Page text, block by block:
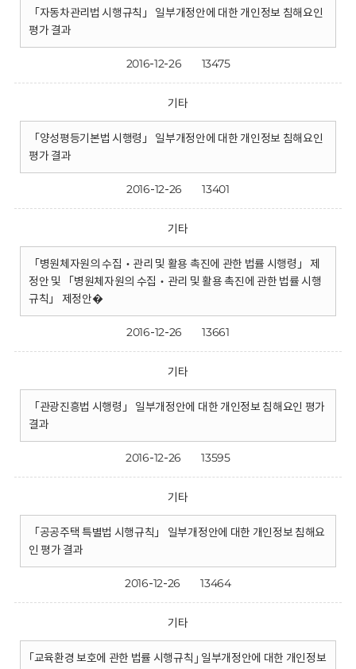
「자동차관리법 시행규칙」 일부개정안에 대한 개인정보 침해요인
평가 결과
2016-12-26 13475
기타
「양성평등기본법 시행령」 일부개정안에 대한 개인정보 침해요인
평가 결과
2016-12-26 13401
기타
「병원체자원의 수집‧관리 및 활용 촉진에 관한 법률 시행령」 제
정안 및 「병원체자원의 수집‧관리 및 활용 촉진에 관한 법률 시행
규칙」 제정안�
2016-12-26 13661
기타
「관광진흥법 시행령」 일부개정안에 대한 개인정보 침해요인 평가
결과
2016-12-26 13595
기타
「공공주택 특별법 시행규칙」 일부개정안에 대한 개인정보 침해요
인 평가 결과
2016-12-26 13464
기타
｢교육환경 보호에 관한 법률 시행규칙｣ 일부개정안에 대한 개인정보